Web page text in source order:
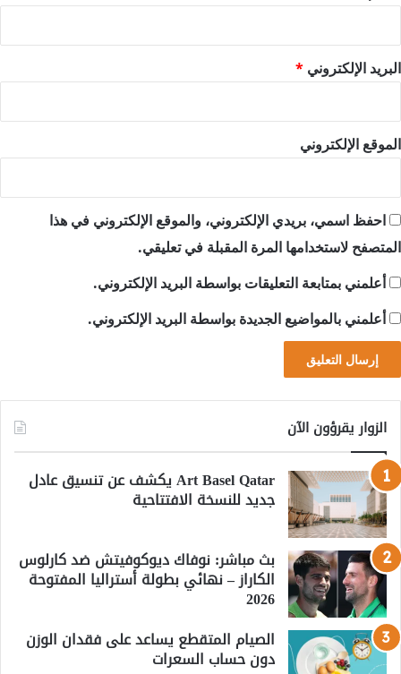
البريد الإلكتروني *
الموقع الإلكتروني
احفظ اسمي، بريدي الإلكتروني، والموقع الإلكتروني في هذا
المتصفح لاستخدامها المرة المقبلة في تعليقي.
أعلمني بمتابعة التعليقات بواسطة البريد الإلكتروني.
أعلمني بالمواضيع الجديدة بواسطة البريد الإلكتروني.
الزوار يقرؤون الآن
Art Basel Qatar يكشف عن تنسيق عادل
جديد للنسخة الافتتاحية
بث مباشر: نوفاك ديوكوفيتش ضد كارلوس
الكاراز – نهائي بطولة أستراليا المفتوحة
2026
الصيام المتقطع يساعد على فقدان الوزن
دون حساب السعرات